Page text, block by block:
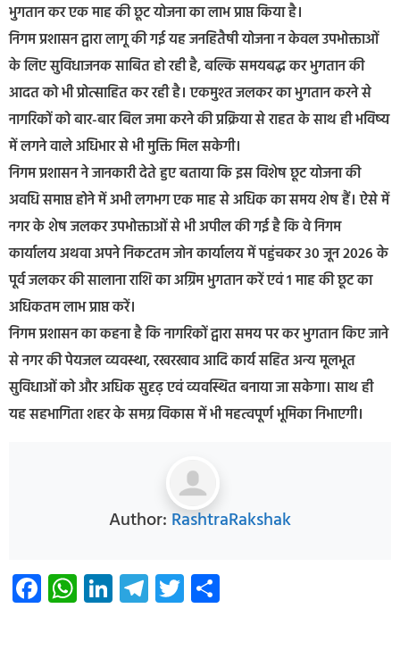
भुगतान कर एक माह की छूट योजना का लाभ प्राप्त किया है।
निगम प्रशासन द्वारा लागू की गई यह जनहितैषी योजना न केवल उपभोक्ताओं
के लिए सुविधाजनक साबित हो रही है, बल्कि समयबद्ध कर भुगतान की
आदत को भी प्रोत्साहित कर रही है। एकमुश्त जलकर का भुगतान करने से
नागरिकों को बार-बार बिल जमा करने की प्रक्रिया से राहत के साथ ही भविष्य
में लगने वाले अधिभार से भी मुक्ति मिल सकेगी।
निगम प्रशासन ने जानकारी देते हुए बताया कि इस विशेष छूट योजना की
अवधि समाप्त होने में अभी लगभग एक माह से अधिक का समय शेष हैं। ऐसे में
नगर के शेष जलकर उपभोक्ताओं से भी अपील की गई है कि वे निगम
कार्यालय अथवा अपने निकटतम जोन कार्यालय में पहुंचकर 30 जून 2026 के
पूर्व जलकर की सालाना राशि का अग्रिम भुगतान करें एवं 1 माह की छूट का
अधिकतम लाभ प्राप्त करें।
निगम प्रशासन का कहना है कि नागरिकों द्वारा समय पर कर भुगतान किए जाने
से नगर की पेयजल व्यवस्था, रखरखाव आदि कार्य सहित अन्य मूलभूत
सुविधाओं को और अधिक सुदृढ़ एवं व्यवस्थित बनाया जा सकेगा। साथ ही
यह सहभागिता शहर के समग्र विकास में भी महत्वपूर्ण भूमिका निभाएगी।
Author: RashtraRakshak
Facebook
WhatsApp
LinkedIn
Telegram
Twitter